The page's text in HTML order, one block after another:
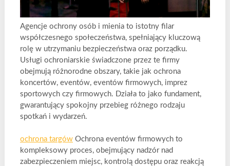
Agencje ochrony osób i mienia to istotny filar
współczesnego społeczeństwa, spełniający kluczową
rolę w utrzymaniu bezpieczeństwa oraz porządku.
Usługi ochroniarskie świadczone przez te firmy
obejmują różnorodne obszary, takie jak ochrona
koncertów, eventów, eventów firmowych, imprez
sportowych czy firmowych. Działa to jako fundament,
gwarantujący spokojny przebieg różnego rodzaju
spotkań i wydarzeń.
ochrona targówOchrona eventów firmowych to
kompleksowy proces, obejmujący nadzór nad
zabezpieczeniem miejsc, kontrolą dostępu oraz reakcją